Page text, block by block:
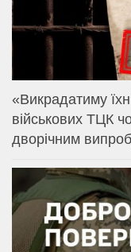
«Викрадатиму
військових ТЦК
дворічним